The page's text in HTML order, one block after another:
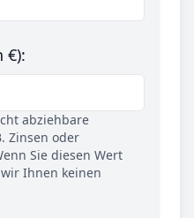
€):
abziehbare
Zinsen oder
Sie diesen Wert
Ihnen keinen